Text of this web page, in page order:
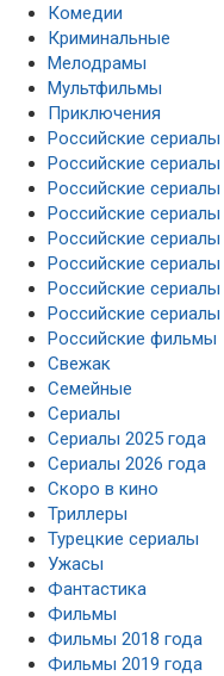
Комедии
Криминальные
Мелодрамы
Мультфильмы
Приключения
Российские сериалы
Российские сериалы
Российские сериалы
Российские сериалы
Российские сериалы
Российские сериалы
Российские сериалы
Российские сериалы
Российские фильмы
Свежак
Семейные
Сериалы
Сериалы 2025 года
Сериалы 2026 года
Скоро в кино
Триллеры
Турецкие сериалы
Ужасы
Фантастика
Фильмы
Фильмы 2018 года
Фильмы 2019 года